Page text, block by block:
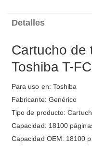
Detalles
Cartucho de
Toshiba T-
Para uso en: Toshiba
Fabricante: Genérico
Tipo de producto:
Capacidad: 18100
Capacidad OEM: 18100